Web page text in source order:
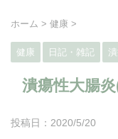
ホーム > 健康 >
健康 日記・雑記
潰瘍性大腸
投稿日： 2020/5/20